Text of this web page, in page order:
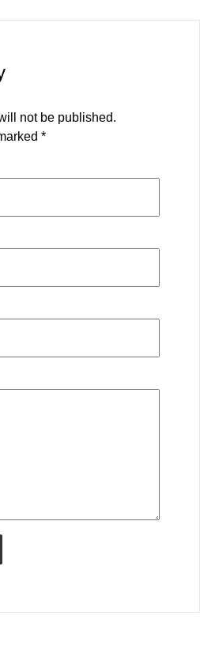
not be published.
*